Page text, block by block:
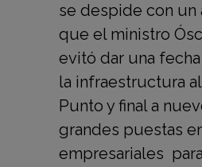
se despide con un
que el ministro
evitó dar una
la infraestructura
Punto y final a
grandes puestas
empresariales